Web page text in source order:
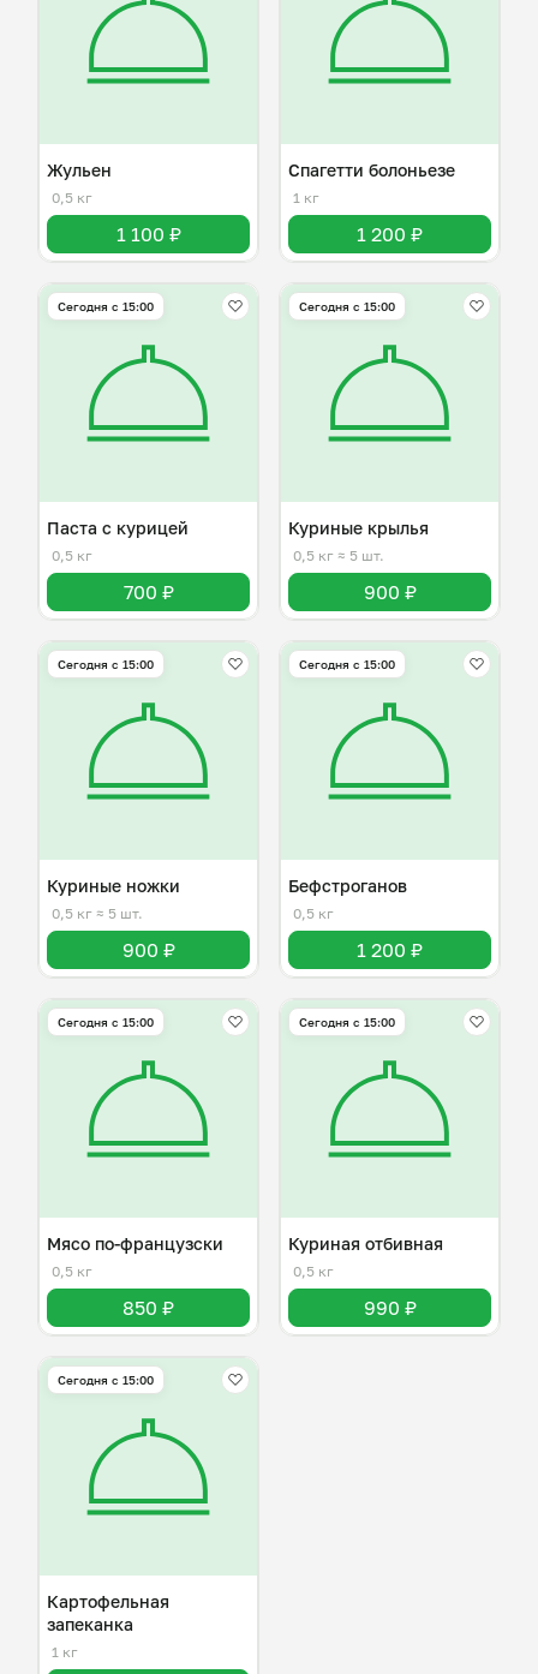
Жульен
0,5 кг
1 100 ₽
Спагетти болоньезе
1 кг
1 200 ₽
Сегодня с 15:00
Паста с курицей
0,5 кг
700 ₽
Сегодня с 15:00
Куриные крылья
0,5 кг ≈ 5 шт.
900 ₽
Сегодня с 15:00
Куриные ножки
0,5 кг ≈ 5 шт.
900 ₽
Сегодня с 15:00
Бефстроганов
0,5 кг
1 200 ₽
Сегодня с 15:00
Мясо по-французски
0,5 кг
850 ₽
Сегодня с 15:00
Куриная отбивная
0,5 кг
990 ₽
Сегодня с 15:00
Картофельная
запеканка
1 кг